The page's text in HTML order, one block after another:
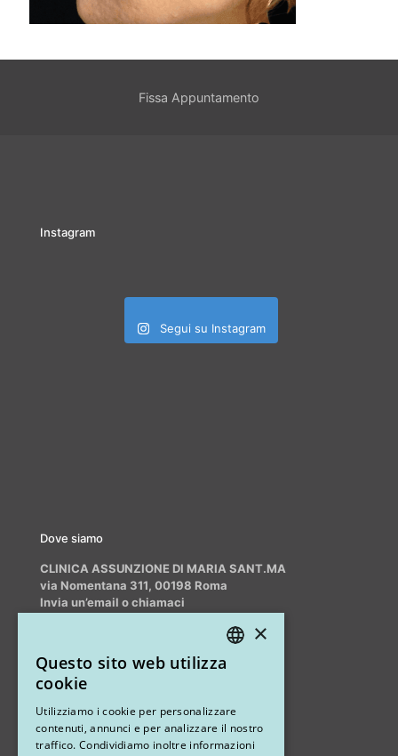
Fissa Appuntamento
Instagram
Segui su Instagram
Dove siamo
CLINICA ASSUNZIONE DI MARIA SANT.MA
via Nomentana 311, 00198 Roma
Invia un’email o chiamaci
Altri studi
STUDIO MARIANETTI MED
×
Questo sito web utilizza
cookie
Utilizziamo i cookie per personalizzare
contenuti, annunci e per analizzare il nostro
traffico. Condividiamo inoltre informazioni